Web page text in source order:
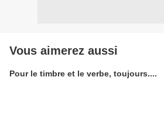
Vous aimerez aussi
Pour le timbre et le verbe, toujours....